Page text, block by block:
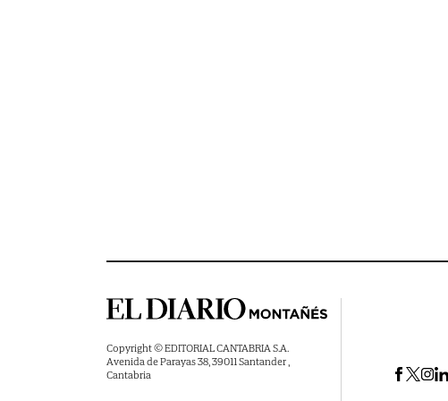
Copyright © EDITORIAL CANTABRIA S.A.
Avenida de Parayas 38, 39011 Santander ,
Cantabria